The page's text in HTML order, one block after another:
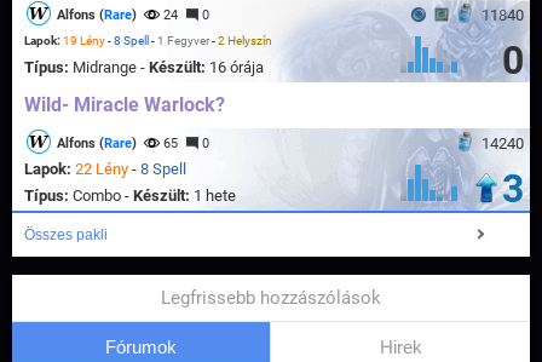
11840
Alfons (Rare) 24 0
Lapok: 19 Lény-8 Spell - 1 Fegyver-2 Helyszín
Típus: Midrange - Készült: 16 órája 0
Wild- Miracle Warlock?
14240
Alfons (Rare) 65 0
Lapok: 22 Lény - 8 Spell
Típus: Combo - Készült: 1 hete 3
Összes pakli
Legfrissebb hozzászólások
Fórumok Hirek